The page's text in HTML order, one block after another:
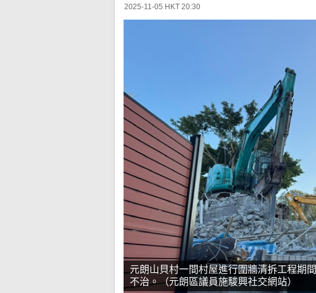
2025-11-05 HKT 20:30
元朗山貝村一間村屋進行圍牆清拆工程期
不治。（元朗區議員施駿興社交網站）